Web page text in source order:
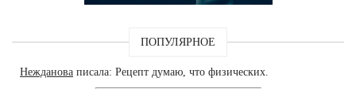
ПОПУЛЯРНОЕ
Нежданова писала: Рецепт думаю, что физических.